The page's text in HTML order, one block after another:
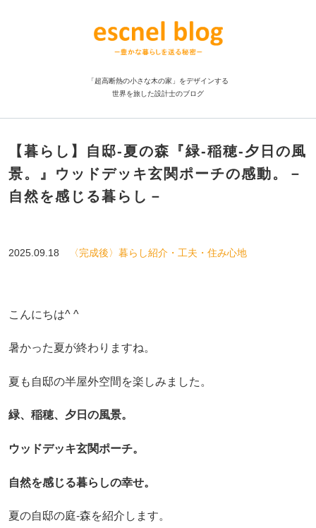
「超高断熱の小さな木の家」をデザインする
世界を旅した設計士のブログ
【暮らし】自邸-夏の森『緑-稲穂-夕日の風
景。』ウッドデッキ玄関ポーチの感動。－
自然を感じる暮らし－
2025.09.18 〈完成後〉暮らし紹介・工夫・住み心地
こんにちは^ ^
暑かった夏が終わりますね。
夏も自邸の半屋外空間を楽しみました。
緑、稲穂、夕日の風景。
ウッドデッキ玄関ポーチ。
自然を感じる暮らしの幸せ。
夏の自邸の庭-森を紹介します。